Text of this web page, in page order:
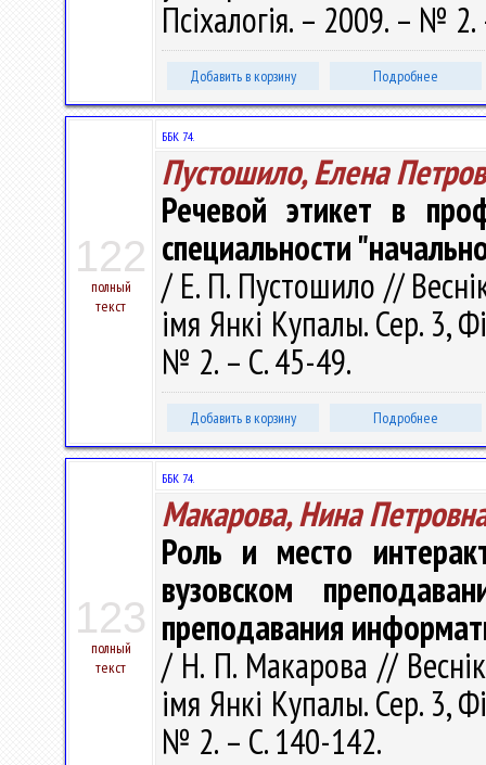
Псіхалогія. – 2009. – №
Добавить в корзину Подробнее
122
полный
текст
ББК 74.
Пустошило, Елена
Речевой этикет в
специальности
/ Е. П. Пустошило //
імя Янкі Купалы. Сер. 3,
№ 2. – С. 45-49.
Добавить в корзину Подробнее
123
полный
текст
ББК 74.
Макарова, Нина
Роль и место
вузовском
преподавания
/ Н. П. Макарова // Веснік
імя Янкі Купалы. Сер. 3,
№ 2. – С. 140-142.